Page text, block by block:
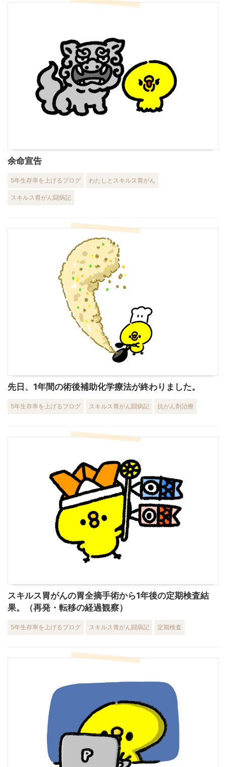
余命宣告
5年生存率を上げるブログ わたしとスキルス胃がん
スキルス胃がん闘病記
先日、1年間の術後補助化学療法が終わりました。
5年生存率を上げるブログ スキルス胃がん闘病記 抗がん剤治療
スキルス胃がんの胃全摘手術から1年後の定期検査結
果。（再発・転移の経過観察）
5年生存率を上げるブログ スキルス胃がん闘病記 定期検査